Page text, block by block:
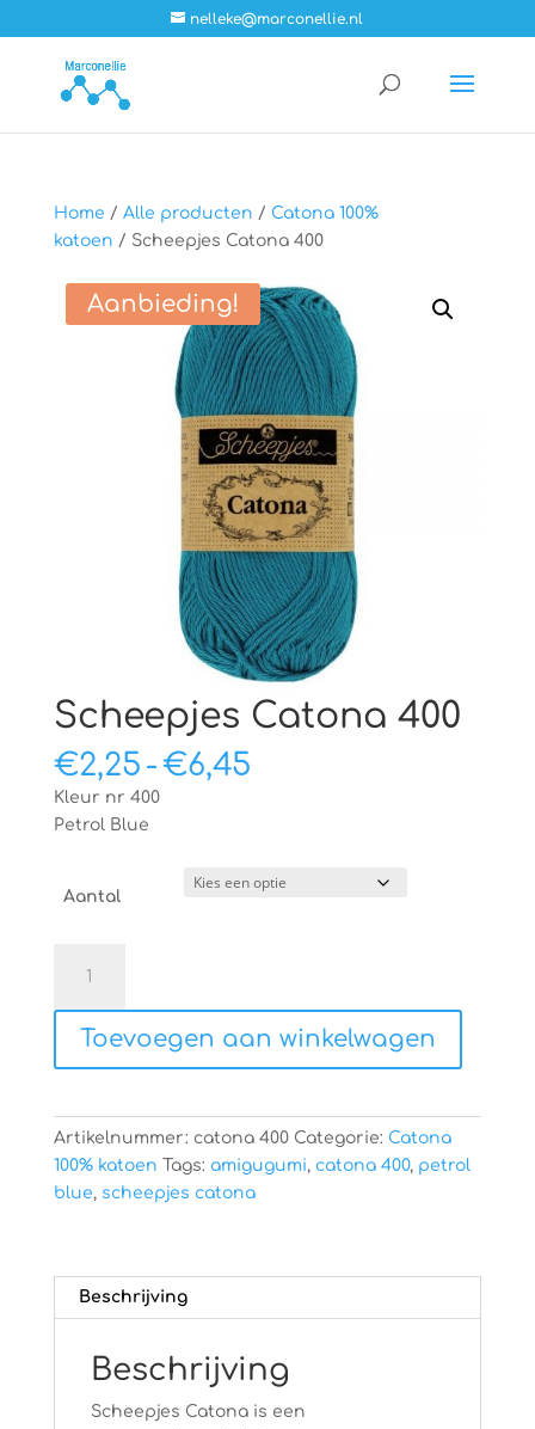
nelleke@marconellie.nl
Home / Alle producten / Catona 100%
katoen / Scheepjes Catona 400
Aanbieding!
Scheepjes Catona 400
€2,25 -€6,45Prijsklasse:
Kleur nr 400
Petrol Blue
Aantal
Catona
400
aantal
Toevoegen aan winkelwagen
Artikelnummer: catona 400 Categorie: Catona
100% katoen Tags: amigugumi, catona 400, petrol
blue, scheepjes catona
Beschrijving
Beschrijving
Scheepjes Catona is een